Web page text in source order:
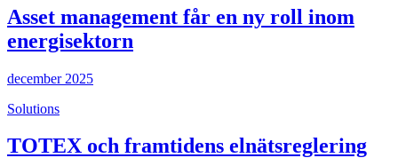
Asset management får en ny roll inom
energisektorn
december 2025
Solutions
TOTEX och framtidens elnätsreglering